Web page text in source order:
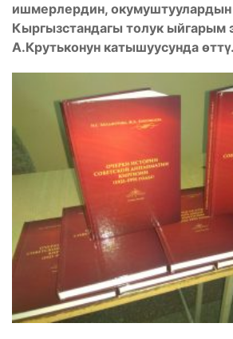
ишмерлердин,
Кыргызстандагы толук ыйгарым
А.Крутьконун катышуусунда өттү.